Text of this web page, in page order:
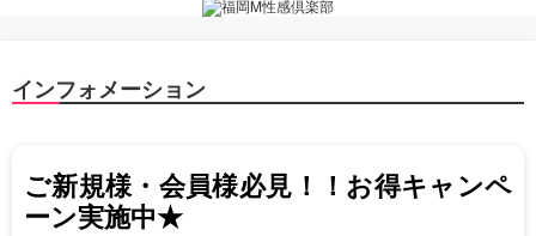
インフォメーション
ご新規様・会員様必見！！お得キャンペ
ーン実施中★